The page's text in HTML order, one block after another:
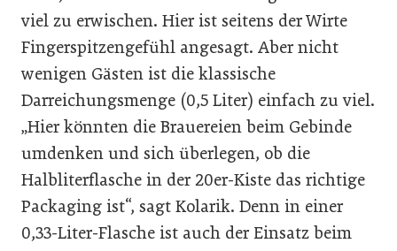
viel zu erwischen. Hier ist seitens der Wirte
Fingerspitzengefühl angesagt. Aber nicht
wenigen Gästen ist die klassische
Darreichungsmenge (0,5 Liter) einfach zu viel.
„Hier könnten die Brauereien beim Gebinde
umdenken und sich überlegen, ob die
Halbliterflasche in der 20er-Kiste das richtige
Packaging ist“, sagt Kolarik. Denn in einer
0,33-Liter-Flasche ist auch der Einsatz beim